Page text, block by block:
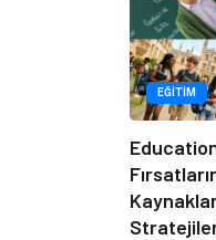
EĞITIM